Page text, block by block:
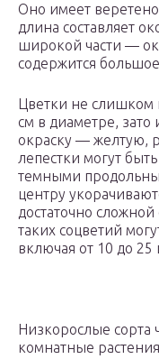
Оно имеет
длина составляет
широкой части —
содержится
Цветки не слишком
см в диаметре,
окраску — желтую,
лепестки могут
темными
центру
достаточно
таких соцветий
включая от 10 до 25
Низкорослые сорта
комнатные